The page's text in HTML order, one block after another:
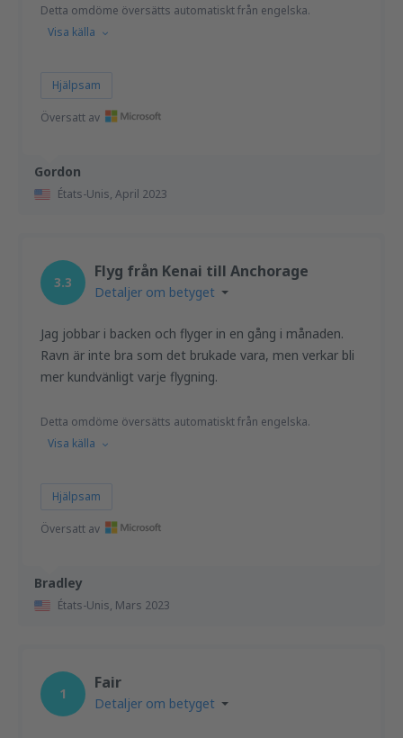
Gordon
États-Unis, April 2023
Detta omdöme översätts automatiskt från engelska.
Visa källa
Hjälpsam
Översatt av
Bradley
États-Unis, Mars 2023
3.3
Flyg från Kenai till Anchorage
Detaljer om betyget
Jag jobbar i backen och flyger in en gång i månaden.
Ravn är inte bra som det brukade vara, men verkar bli
mer kundvänligt varje flygning.
Detta omdöme översätts automatiskt från engelska.
Visa källa
Hjälpsam
Översatt av
1
Fair
Detaljer om betyget